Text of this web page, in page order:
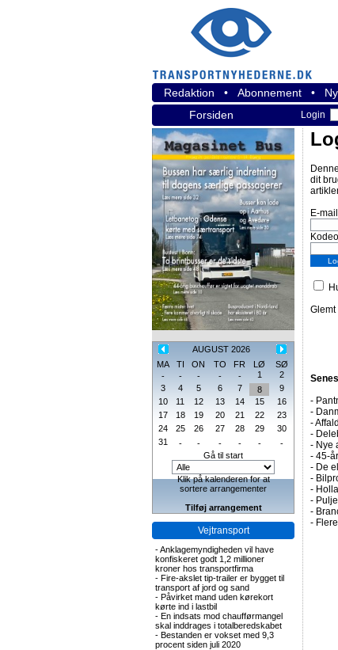
Redaktion • Abonnement •
Forsiden
Login
AUGUST 2026
MA
TI ON TO FR LØ
SØ
-
- - - - 1
2
3
4 5 6 7 8
9
10
11 12 13 14 15
16
17
18 19 20 21 22
23
24
25 26 27 28 29
30
31
- - - - -
-
Gå til start
Klik på kalenderen for at
sortere arrangementer
Tilføj arrangement
Vejtransport
-Anklagemyndigheden vil have
konfiskeret godt 1,2 millioner
kroner hos transportfirma
- Fire-akslet tip-trailer er bygget til
transport af jord og sand
- Påvirket mand uden kørekort
kørte ind i lastbil
- En indsats mod chaufførmangel
skal inddrages i totalberedskabet
- Bestanden er vokset med 9,3
procent siden juli 2020
dit
E-
-
-
-
-
- Nye
- 45-
- De
-
-
-
-
-